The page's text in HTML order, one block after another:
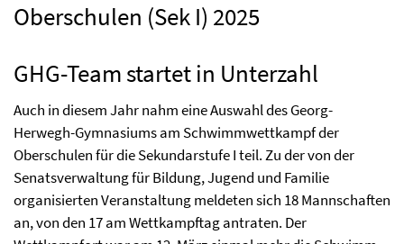
Oberschulen (Sek I) 2025
GHG-Team startet in Unterzahl
Auch in diesem Jahr nahm eine Auswahl des Georg-
Herwegh-Gymnasiums am Schwimmwettkampf der
Oberschulen für die Sekundarstufe I teil. Zu der von der
Senatsverwaltung für Bildung, Jugend und Familie
organisierten Veranstaltung meldeten sich 18 Mannschaften
an, von den 17 am Wettkampftag antraten. Der